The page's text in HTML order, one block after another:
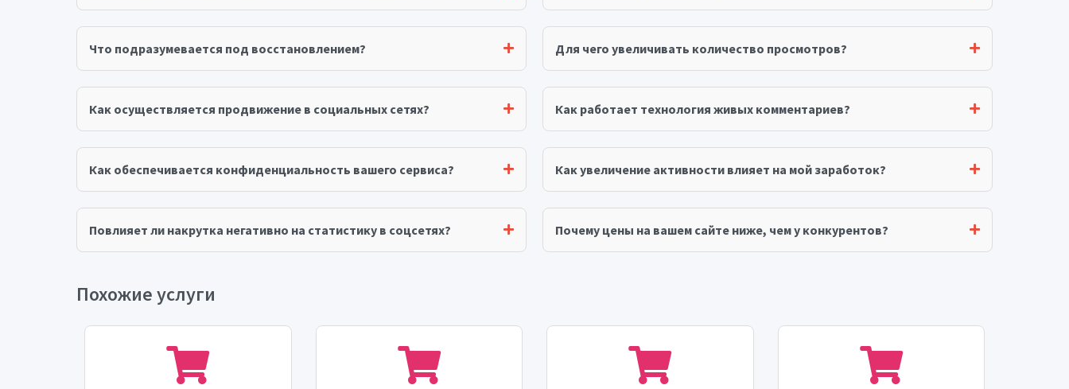
Что подразумевается под восстановлением? Для чего увеличивать количество просмотров?
Как осуществляется продвижение в социальных сетях? Как работает технология живых комментариев?
Как обеспечивается конфиденциальность вашего сервиса? Как увеличение активности влияет на мой заработок?
Повлияет ли накрутка негативно на статистику в соцсетях? Почему цены на вашем сайте ниже, чем у конкурентов?
Похожие услуги